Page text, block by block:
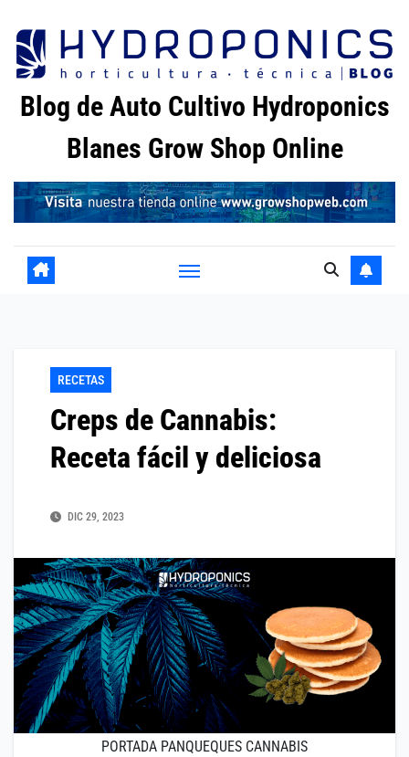
contenido
Blog de Auto Cultivo Hydroponics
Blanes Grow Shop Online
RECETAS
Creps de Cannabis:
Receta fácil y deliciosa
DIC 29, 2023
PORTADA PANQUEQUES CANNABIS